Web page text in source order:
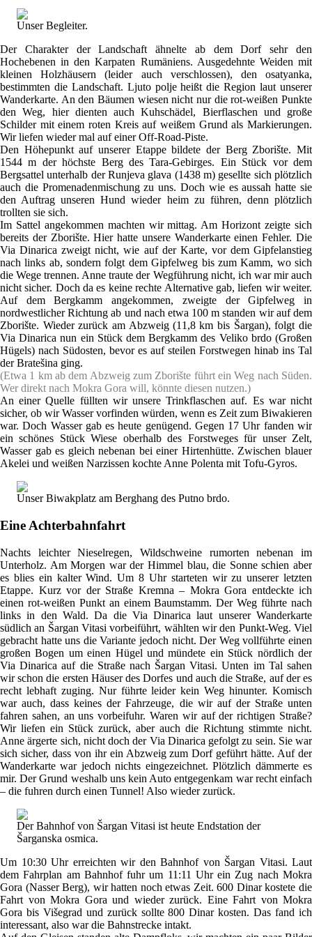
Unser Begleiter.
Der Charakter der Landschaft ähnelte ab dem Dorf sehr den
Hochebenen in den Karpaten Rumäniens. Ausgedehnte Weiden mit
kleinen Holzhäusern (leider auch verschlossen), den osatyanka,
bestimmten die Landschaft. Ljuto polje heißt die Region laut unserer
Wanderkarte. An den Bäumen wiesen nicht nur die rot-weißen Punkte
den Weg, hier dienten auch Kuhschädel, Bierflaschen und große
Schilder mit einem roten Kreis auf weißem Grund als Markierungen.
Wir liefen wieder mal auf einer Off-Road-Piste.
Den Höhepunkt auf unserer Etappe bildete der Berg Zborište. Mit
1544 m der höchste Berg des Tara-Gebirges. Ein Stück vor dem
Bergsattel unterhalb der Runjeva glava (1438 m) gesellte sich plötzlich
auch die Promenadenmischung zu uns. Doch wie es aussah hatte sie
den Auftrag unseren Hund wieder heim zu führen, denn plötzlich
trollten sie sich.
Im Sattel angekommen machten wir mittag. Am Horizont zeigte sich
bereits der Zborište. Hier hatte unsere Wanderkarte einen Fehler. Die
Via Dinarica zweigt nicht, wie auf der Karte, vor dem Gipfelanstieg
nach links ab, sondern folgt dem Gipfelweg bis zum Kamm, wo sich
die Wege trennen. Anne traute der Wegführung nicht, ich war mir auch
nicht sicher. Doch da es keine rechte Alternative gab, liefen wir weiter.
Auf dem Bergkamm angekommen, zweigte der Gipfelweg in
nordwestlicher Richtung ab und nach etwa 100 m standen wir auf dem
Zborište. Wieder zurück am Abzweig (11,8 km bis Šargan), folgt die
Via Dinarica nun ein Stück dem Bergkamm des Veliko brdo (Großen
Hügels) nach Südosten, bevor es auf steilen Forstwegen hinab ins Tal
der Bratešina ging.
(Etwa 1 km ab dem Abzweig zum Zborište führt ein Weg nach Süden.
Wer direkt nach Mokra Gora will, könnte diesen nutzen.)
An einer Quelle füllten wir unsere Trinkflaschen auf. Es war nicht
sicher, ob wir Wasser vorfinden würden, wenn es Zeit zum Biwakieren
war. Doch Wasser gab es heute genügend. Gegen 17 Uhr fanden wir
ein schönes Stück Wiese oberhalb des Forstweges für unser Zelt,
Wasser gab es gleich nebenan bei einer Hirtenhütte. Zwischen blauer
Akelei und weißen Narzissen kochte Anne Polenta mit Tofu-Gyros.
Unser Biwakplatz am Berghang des Putno brdo.
Eine Achterbahnfahrt
Nachts leichter Nieselregen, Wildschweine rumorten nebenan im
Unterholz. Am Morgen war der Himmel blau, die Sonne schien aber
es blies ein kalter Wind. Um 8 Uhr starteten wir zu unserer letzten
Etappe. Kurz vor der Straße Kremna – Mokra Gora entdeckte ich
einen rot-weißen Punkt an einem Baumstamm. Der Weg führte nach
links in den Wald. Da die Via Dinarica laut unserer Wanderkarte
südlich an Šargan Vitasi vorbeiführt, wählten wir den Punkt-Weg. Viel
gebracht hatte uns die Variante jedoch nicht. Der Weg vollführte einen
großen Bogen um einen Hügel und mündete ein Stück nördlich der
Via Dinarica auf die Straße nach Šargan Vitasi. Unten im Tal sahen
wir schon die ersten Häuser des Dorfes und auch die Straße, auf der es
recht lebhaft zuging. Nur führte leider kein Weg hinunter. Komisch
war auch, dass keines der Fahrzeuge, die wir auf der Straße unten
fahren sahen, an uns vorbeifuhr. Waren wir auf der richtigen Straße?
Wir liefen ein Stück zurück, aber auch die Richtung stimmte nicht.
Anne ärgerte sich, nicht doch der Via Dinarica gefolgt zu sein. Sie war
sich sicher, dass von ihr ein Abzweig zum Dorf geführt hätte. Auf der
Wanderkarte war jedoch nichts eingezeichnet. Plötzlich dämmerte es
mir. Der Grund weshalb uns kein Auto entgegenkam war recht einfach
– die fuhren durch einen Tunnel! Also wieder zurück.
Der Bahnhof von Šargan Vitasi ist heute Endstation der
Šarganska osmica.
Um 10:30 Uhr erreichten wir den Bahnhof von Šargan Vitasi. Laut
dem Fahrplan am Bahnhof fuhr um 11:11 Uhr ein Zug nach Mokra
Gora (Nasser Berg), wir hatten noch etwas Zeit. 600 Dinar kostete die
Fahrt von Mokra Gora und wieder zurück. Eine Fahrt von Mokra
Gora bis Višegrad und zurück sollte 800 Dinar kosten. Das fand ich
interessant, also war die Bahnstrecke intakt.